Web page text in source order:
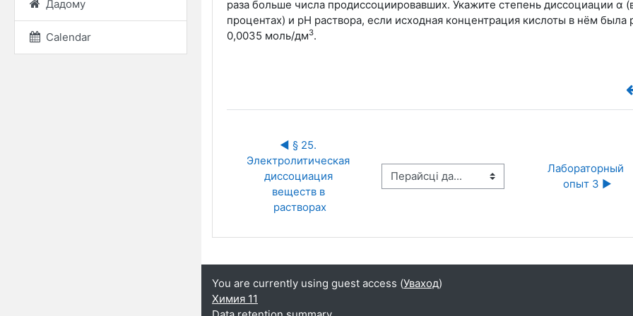
Дадому
Calendar
раза больше числа продиссоциировавших. Укажите степень диссоциации α
процентах) и рН раствора, если исходная концентрация кислоты в нём была
0,0035 моль/дм3.
◀︎ § 25.
Электролитическая
диссоциация
веществ в
растворах
Перайсці да...
Лабораторный
опыт 3 ▶︎
You are currently using guest access (Уваход)
Химия 11